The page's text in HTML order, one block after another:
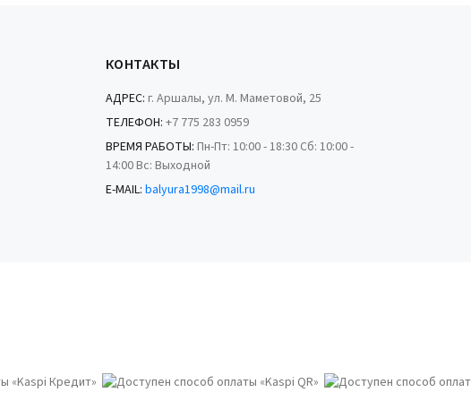
КОНТАКТЫ
АДРЕС: г. Аршалы, ул. М. Маметовой, 25
ТЕЛЕФОН: +7 775 283 0959
ВРЕМЯ РАБОТЫ: Пн-Пт: 10:00 - 18:30 Сб: 10:00 -
14:00 Вс: Выходной
E-MAIL: balyura1998@mail.ru